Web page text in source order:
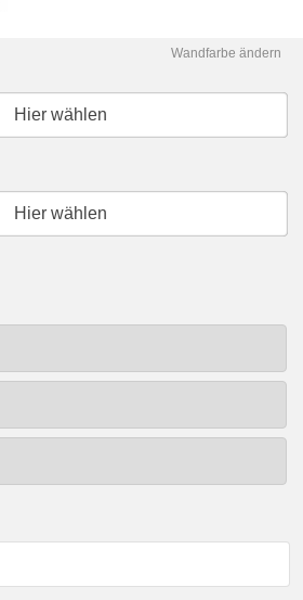
Wandfarbe ändern
Hier wählen
Hier wählen